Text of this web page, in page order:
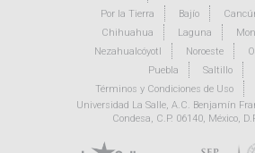
Por la Tierra
Bajío
Chihuahua
Laguna
Nezahualcóyotl
Noroeste
Puebla
Saltillo
Términos y Condiciones de Uso
Universidad La Salle, A.C. Benjamín
Condesa, C.P. 06140, México,